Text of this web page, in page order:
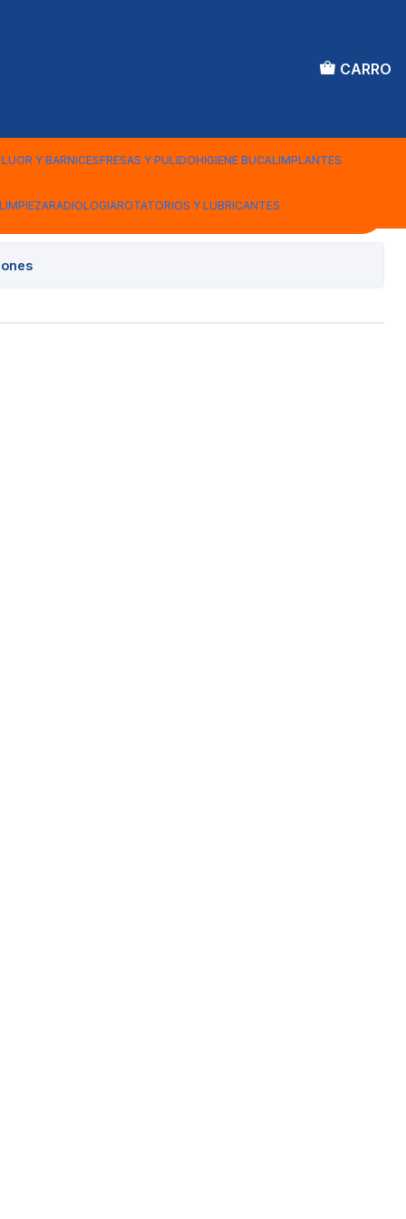
CARRO
Y BARNICESFRESAS Y PULIDOHIGIENE BUCALIMPLANTES
RADIOLOGIAROTATORIOS Y LUBRICANTES
Agregar al Carro